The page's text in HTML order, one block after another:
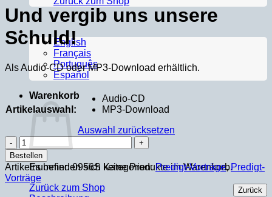
English
Français
Português
Español
Warenkorb
Es befinden sich keine Produkte im Warenkorb.
Zurück zum Shop
Und vergib uns unsere
Schuld!
Als Audio-CD oder MP3-Download erhältlich.
Artikelauswahl:
Audio-CD
MP3-Download
Auswahl zurücksetzen
Und
vergib
uns
unsere
Schuld!
Bestellen
Artikelnummer:0956S Kategorien:Predigt-Vorträge,Predigt-
Vorträge
Zurück